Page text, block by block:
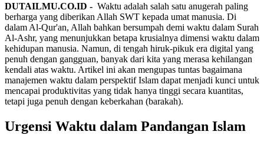
DUTAILMU.CO.ID - Waktu adalah salah satu anugerah paling
berharga yang diberikan Allah SWT kepada umat manusia. Di
dalam Al-Qur'an, Allah bahkan bersumpah demi waktu dalam Surah
Al-Ashr, yang menunjukkan betapa krusialnya dimensi waktu dalam
kehidupan manusia. Namun, di tengah hiruk-pikuk era digital yang
penuh dengan gangguan, banyak dari kita yang merasa kehilangan
kendali atas waktu. Artikel ini akan mengupas tuntas bagaimana
manajemen waktu dalam perspektif Islam dapat menjadi kunci untuk
mencapai produktivitas yang tidak hanya tinggi secara kuantitas,
tetapi juga penuh dengan keberkahan (barakah).
Urgensi Waktu dalam Pandangan Islam